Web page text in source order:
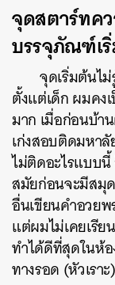
จุดสตาร์ทค
บรรจุภัณฑ์เ
จุดเริ่มต้นไ
ตั้งแต่เด็ก ผมคง
มาก เมื่อก่อนบ้า
เก่งสอบติดมหา
ไม่ติดอะไรแบบนี้
สมัยก่อนจะมีสมุ
อื่นเขียนคำอวย
แต่ผมไม่เคยเรี
ทำได้ดีที่สุดในห้
ทางรอด (หัวเราะ)